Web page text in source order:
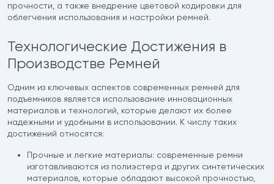
прочности, а также внедрение цветовой кодировки для
облегчения использования и настройки ремней.
Технологические Достижения в
Производстве Ремней
Одним из ключевых аспектов современных ремней для
подъемников является использование инновационных
материалов и технологий, которые делают их более
надежными и удобными в использовании. К числу таких
достижений относятся:
Прочные и легкие материалы: современные ремни
изготавливаются из полиэстера и других синтетических
материалов, которые обладают высокой прочностью,